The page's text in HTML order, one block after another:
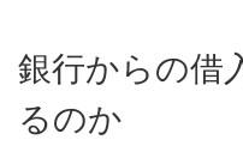
銀行からの借
るのか